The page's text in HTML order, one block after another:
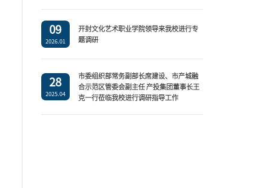
09
2026.01
开封文化艺术职业学院领导来我校进行专
题调研
28
2025.04
市委组织部常务副部长席建设、市产城融
合示范区管委会副主任 产投集团董事长王
克一行莅临我校进行调研指导工作